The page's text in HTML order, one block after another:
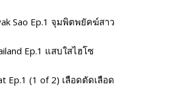
Sao Ep.1 จุมพิตพยัคฆ์สาว
Ep.1 แสบใสไฮโซ
Ep.1 (1 of 2) เลือดตัดเลือด